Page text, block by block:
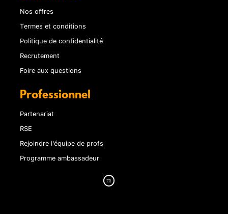
Nos offres
Termes et conditions
Politique de confidentialité
Recrutement
Foire aux questions
Professionnel
Partenariat
RSE
Rejoindre l'équipe de profs
Programme ambassadeur